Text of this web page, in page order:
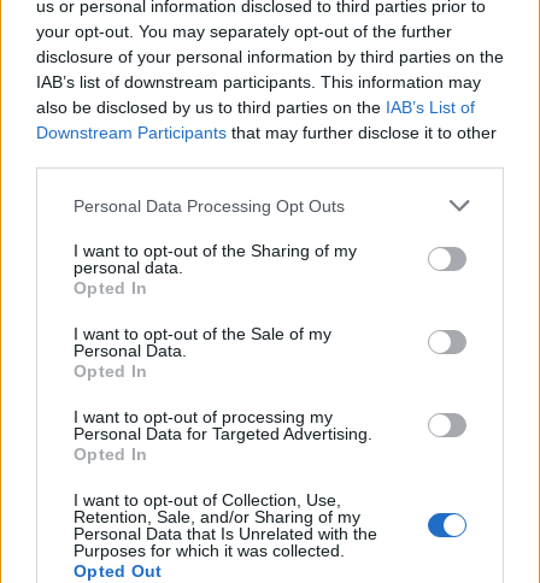
us or personal information disclosed to third parties prior to
your opt-out. You may separately opt-out of the further
disclosure of your personal information by third parties on the
IAB’s list of downstream participants. This information may
also be disclosed by us to third parties on the IAB’s List of
Downstream Participants that may further disclose it to other
Personal Data Processing Opt Outs
I want to opt-out of the Sharing of my
personal data.
Opted In
I want to opt-out of the Sale of my
Personal Data.
Opted In
I want to opt-out of processing my
Personal Data for Targeted Advertising.
Opted In
I want to opt-out of Collection, Use,
Retention, Sale, and/or Sharing of my
Personal Data that Is Unrelated with the
Purposes for which it was collected.
Opted Out
Publicidad